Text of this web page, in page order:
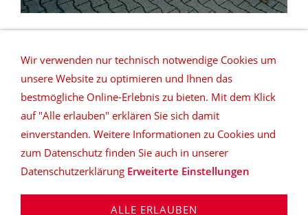
REFERENZEN NETZWERK
DATENSCHUTZ
top|ten music & moreDaniel Klöpper | Rosenstraße 6
| D-32832 Augustdorf | Tel: 05237-890934 | Fax: 05237-
Wir verwenden nur technisch notwendige Cookies um
unsere Website zu optimieren und Ihnen das
bestmögliche Online-Erlebnis zu bieten. Mit dem Klick
auf "Alle erlauben" erklären Sie sich damit
einverstanden. Weitere Informationen zu Cookies und
zum Datenschutz finden Sie auch in unserer
Datenschutzerklärung Erweiterte Einstellungen
ALLE ERLAUBEN